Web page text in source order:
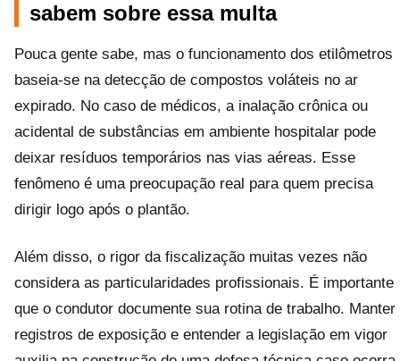
sabem sobre essa multa
Pouca gente sabe, mas o funcionamento dos etilômetros
baseia-se na detecção de compostos voláteis no ar
expirado. No caso de médicos, a inalação crônica ou
acidental de substâncias em ambiente hospitalar pode
deixar resíduos temporários nas vias aéreas. Esse
fenômeno é uma preocupação real para quem precisa
dirigir logo após o plantão.
Além disso, o rigor da fiscalização muitas vezes não
considera as particularidades profissionais. É importante
que o condutor documente sua rotina de trabalho. Manter
registros de exposição e entender a legislação em vigor